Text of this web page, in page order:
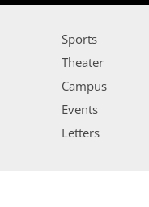
Sports
Theater
Campus
Events
Letters